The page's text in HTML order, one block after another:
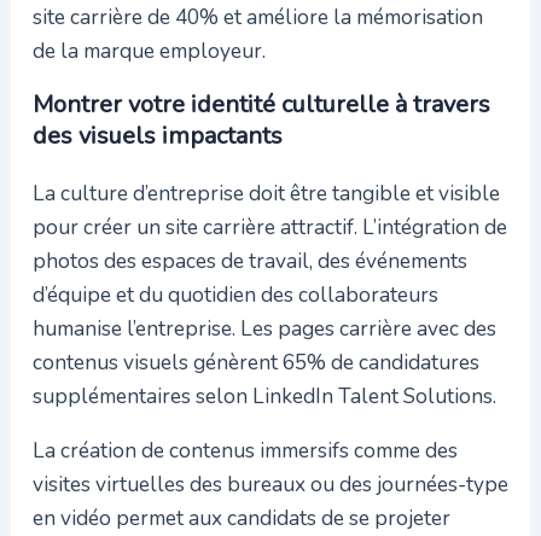
site carrière de 40% et améliore la mémorisation
de la marque employeur.
Montrer votre identité culturelle à travers
des visuels impactants
La culture d’entreprise doit être tangible et visible
pour créer un site carrière attractif. L’intégration de
photos des espaces de travail, des événements
d’équipe et du quotidien des collaborateurs
humanise l’entreprise. Les pages carrière avec des
contenus visuels génèrent 65% de candidatures
supplémentaires selon LinkedIn Talent Solutions.
La création de contenus immersifs comme des
visites virtuelles des bureaux ou des journées-type
en vidéo permet aux candidats de se projeter